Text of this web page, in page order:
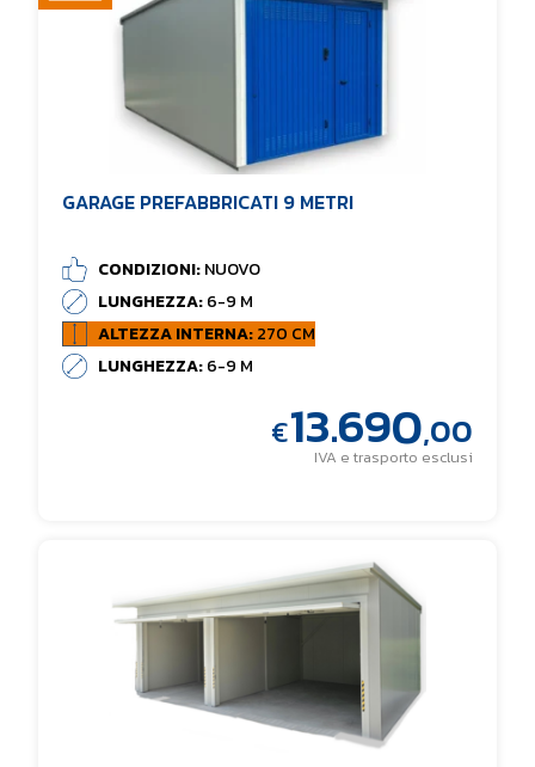
GARAGE PREFABBRICATI 9 METRI
CONDIZIONI:NUOVO
LUNGHEZZA:6-9 M
ALTEZZA INTERNA:270 CM
LUNGHEZZA:6-9 M
€13.690,00
IVA e trasporto esclusi